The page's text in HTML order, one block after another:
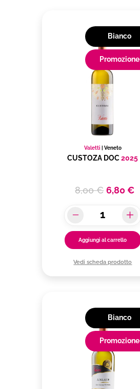
Bianco
Promozione
Valetti Veneto
CUSTOZA DOC2025
8,00 € 6,80 €
Aggiungi al carrello
Vedi scheda prodotto
Bianco
Promozione